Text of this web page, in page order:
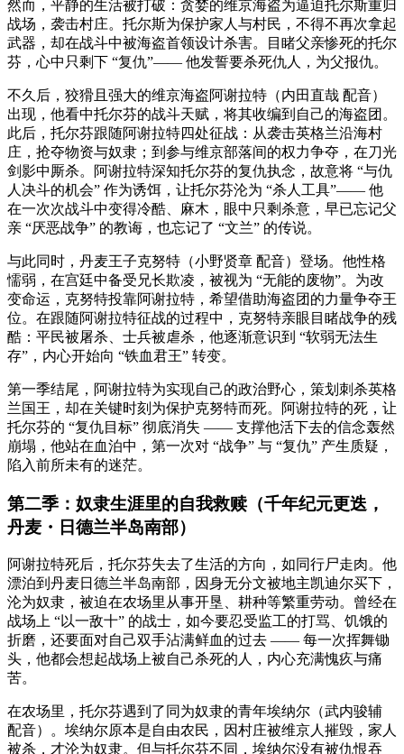
然而，平静的生活被打破：贪婪的维京海盗为逼迫托尔斯重归
战场，袭击村庄。托尔斯为保护家人与村民，不得不再次拿起
武器，却在战斗中被海盗首领设计杀害。目睹父亲惨死的托尔
芬，心中只剩下 “复仇”—— 他发誓要杀死仇人，为父报仇。
不久后，狡猾且强大的维京海盗阿谢拉特（内田直哉 配音）
出现，他看中托尔芬的战斗天赋，将其收编到自己的海盗团。
此后，托尔芬跟随阿谢拉特四处征战：从袭击英格兰沿海村
庄，抢夺物资与奴隶；到参与维京部落间的权力争夺，在刀光
剑影中厮杀。阿谢拉特深知托尔芬的复仇执念，故意将 “与仇
人决斗的机会” 作为诱饵，让托尔芬沦为 “杀人工具”—— 他
在一次次战斗中变得冷酷、麻木，眼中只剩杀意，早已忘记父
亲 “厌恶战争” 的教诲，也忘记了 “文兰” 的传说。
与此同时，丹麦王子克努特（小野贤章 配音）登场。他性格
懦弱，在宫廷中备受兄长欺凌，被视为 “无能的废物”。为改
变命运，克努特投靠阿谢拉特，希望借助海盗团的力量争夺王
位。在跟随阿谢拉特征战的过程中，克努特亲眼目睹战争的残
酷：平民被屠杀、士兵被虐杀，他逐渐意识到 “软弱无法生
存”，内心开始向 “铁血君王” 转变。
第一季结尾，阿谢拉特为实现自己的政治野心，策划刺杀英格
兰国王，却在关键时刻为保护克努特而死。阿谢拉特的死，让
托尔芬的 “复仇目标” 彻底消失 —— 支撑他活下去的信念轰然
崩塌，他站在血泊中，第一次对 “战争” 与 “复仇” 产生质疑，
陷入前所未有的迷茫。
第二季：奴隶生涯里的自我救赎（千年纪元更迭，
丹麦・日德兰半岛南部）
阿谢拉特死后，托尔芬失去了生活的方向，如同行尸走肉。他
漂泊到丹麦日德兰半岛南部，因身无分文被地主凯迪尔买下，
沦为奴隶，被迫在农场里从事开垦、耕种等繁重劳动。曾经在
战场上 “以一敌十” 的战士，如今要忍受监工的打骂、饥饿的
折磨，还要面对自己双手沾满鲜血的过去 —— 每一次挥舞锄
头，他都会想起战场上被自己杀死的人，内心充满愧疚与痛
苦。
在农场里，托尔芬遇到了同为奴隶的青年埃纳尔（武内骏辅
配音）。埃纳尔原本是自由农民，因村庄被维京人摧毁，家人
被杀，才沦为奴隶。但与托尔芬不同，埃纳尔没有被仇恨吞